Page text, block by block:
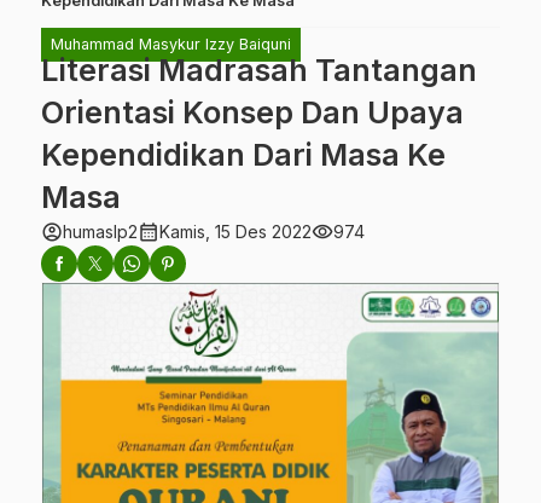
Muhammad Masykur Izzy Baiquni
Literasi Madrasah Tantangan
Orientasi Konsep Dan Upaya
Kependidikan Dari Masa Ke
Masa
account_circlehumaslp2calendar_monthKamis, 15 Des 2022visibility974